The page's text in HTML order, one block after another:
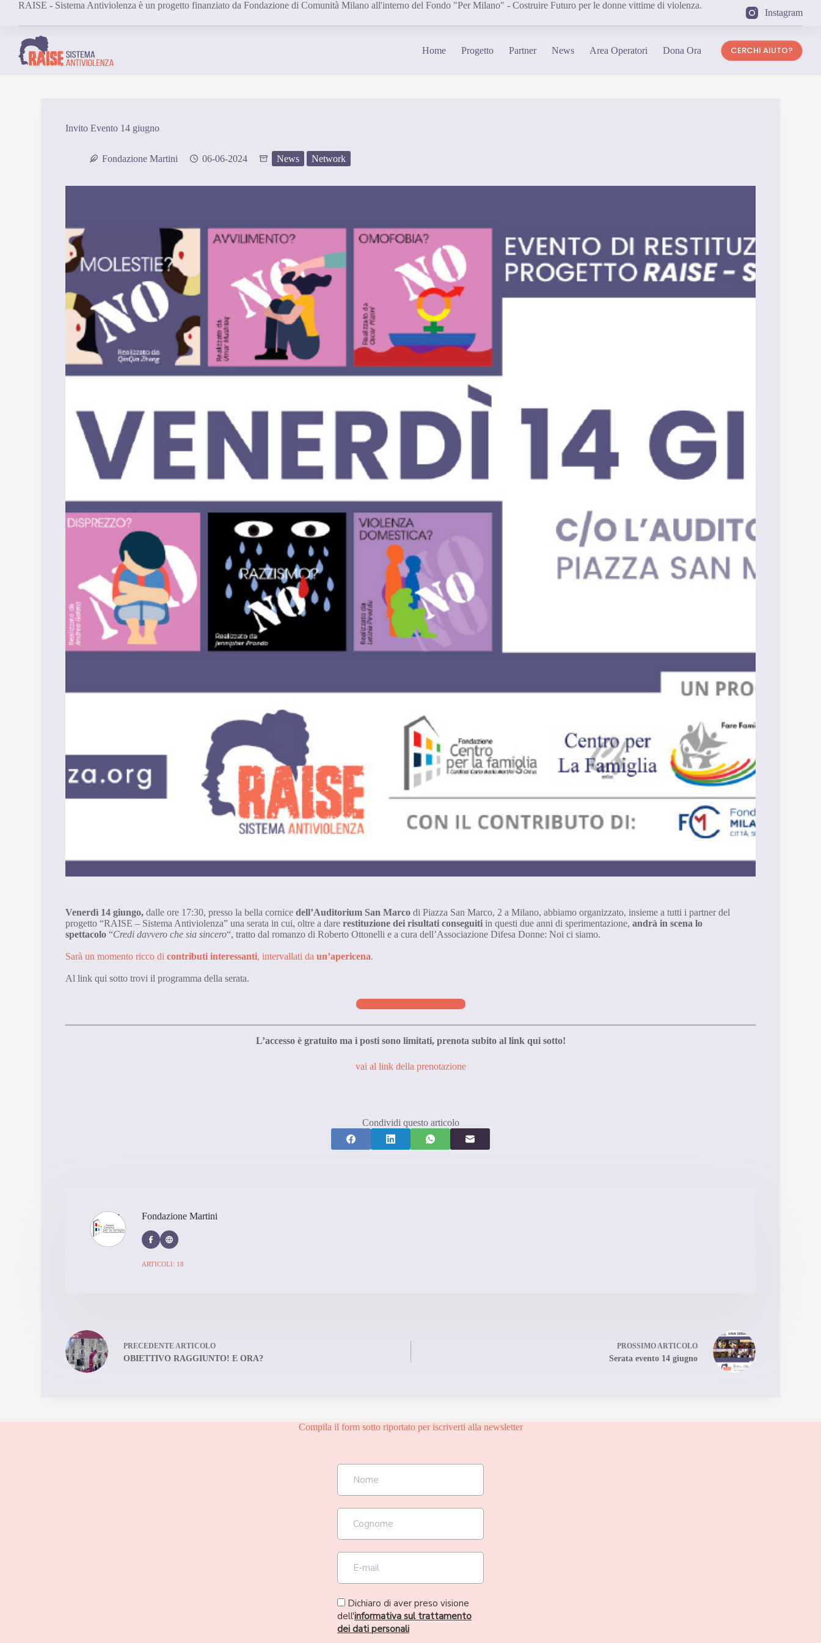
RAISE - Sistema Antiviolenza è un progetto finanziato da Fondazione di Comunità Milano all'interno del Fondo "Per Milano" - Costruire Futuro per le donne vittime di violenza.
Instagram
Home Progetto Partner News Area Operatori Dona Ora CERCHI AIUTO?
Invito Evento 14 giugno
Fondazione Martini 06-06-2024 News Network
Venerdì 14 giungo,dalle ore 17:30, presso la bella cornicedell’Auditorium San Marco di Piazza San Marco, 2 a Milano, abbiamo organizzato, insieme a tutti i partner del
progetto “RAISE – Sistema Antiviolenza” una serata in cui, oltre a darerestituzione dei risultati conseguiti in questi due anni di sperimentazione,andrà in scena lo
spettacolo “Credi davvero che sia sincero“, tratto dal romanzo di Roberto Ottonelli e a cura dell’Associazione Difesa Donne: Noi ci siamo.
Sarà un momento ricco dicontributi interessanti, intervallati daun’apericena.
Al link qui sotto trovi il programma della serata.
scarica il pdf del programma
L’accesso è gratuito ma i posti sono limitati, prenota subito al link qui sotto!
vai al link della prenotazione
Condividi questo articolo
Fondazione Martini
ARTICOLI: 18
PRECEDENTEARTICOLO
OBIETTIVO RAGGIUNTO! E ORA?
PROSSIMOARTICOLO
Serata evento 14 giugno
Compila il form sotto riportato per iscriverti alla newsletter